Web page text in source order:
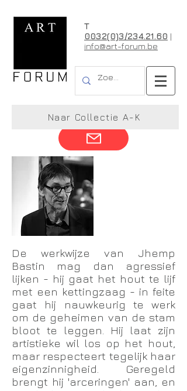
T
0032(0)3/234.21.60 |
info@art-forum.be
Jhemp Bastin
De werkwijze van Jhemp
Bastin mag dan agressief
lijken - hij gaat het hout te lijf
met een kettingzaag - in feite
gaat hij nauwkeurig te werk
om de geheimen van de stam
bloot te leggen. Hij laat zijn
artistieke wil los op het hout,
maar respecteert tegelijk haar
eigenzinnigheid. Geregeld
brengt hij 'arceringen' aan, en
Naar Collectie A-K